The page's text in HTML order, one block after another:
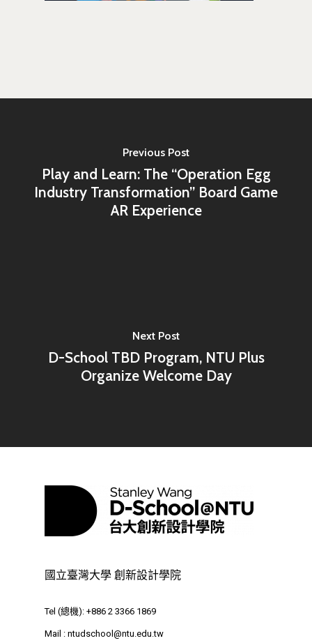
Previous Post
Play and Learn: The “Operation Egg
Industry Transformation” Board Game
AR Experience
Next Post
D-School TBD Program, NTU Plus
Organize Welcome Day
國立臺灣大學 創新設計學院
Tel (總機): +886 2 3366 1869
Mail : ntudschool@ntu.edu.tw
相關法規
24hrs D
D-Day
創新教育中心
領導學分學程
實作中心
相關計畫
探索學習計畫
NTU Beyond Borders
D電子報
EN
Siyuan St, Zhongzheng
Taipei City 100047,